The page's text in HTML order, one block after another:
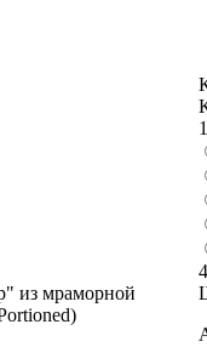
из мраморной
4